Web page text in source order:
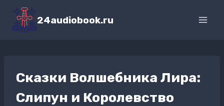
Перейти
содержимому
24audiobook.ru
Сказки Волшебника Лира:
Слипун и Королевство